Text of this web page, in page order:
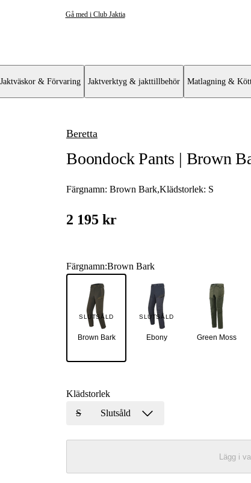
Gå med i Club Jaktia
Jaktväskor & Förvaring Jaktverktyg & jakttillbehör Matlagning &
Beretta
Boondock Pants | Brown
Färgnamn: Brown Bark,Klädstorlek: S
2 195 kr
Färgnamn:Brown Bark
Brown Bark
SLUTSÅLD
Ebony
SLUTSÅLD
Green Moss
Klädstorlek
S
Slutsåld
Lägg i